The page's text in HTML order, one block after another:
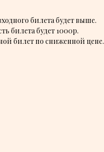
билета будет выше.
билета будет 1000р.
билет по сниженной цене.